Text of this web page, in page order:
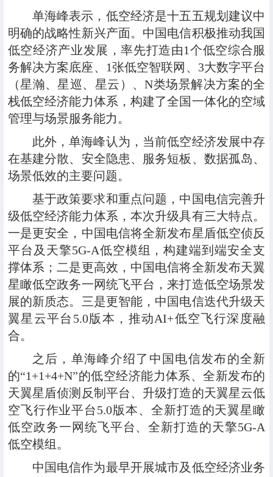
单海峰表示，低空经济是十五五规划建议中
明确的战略性新兴产面。中国电信积极推动我国
低空经济产业发展，率先打造由1个低空综合服
务解决方案底座、1张低空智联网、3大数字平台
（星瀚、星巡、星云）、N类场景解决方案的全
栈低空经济能力体系，构建了全国一体化的空域
管理与场景服务能力。
此外，单海峰认为，当前低空经济发展中存
在基建分散、安全隐患、服务短板、数据孤岛、
场景低效的主要问题。
基于政策要求和重点问题，中国电信完善升
级低空经济能力体系，本次升级具有三大特点。
一是更安全，中国电信将全新发布星盾低空侦反
平台及天擎5G-A低空模组，构建端到端安全支
撑体系；二是更高效，中国电信将全新发布天翼
星瞰低空政务一网统飞平台，来打造低空场景发
展的新质态。三是更智能，中国电信迭代升级天
翼星云平台5.0版本，推动AI+低空飞行深度融
合。
之后，单海峰介绍了中国电信发布的全新
的“1+1+4+N”的低空经济能力体系、全新发布的
天翼星盾侦测反制平台、升级打造的天翼星云低
空飞行作业平台5.0版本、全新打造的天翼星瞰
低空政务一网统飞平台、全新打造的天擎5G-A
低空模组。
中国电信作为最早开展城市及低空经济业务